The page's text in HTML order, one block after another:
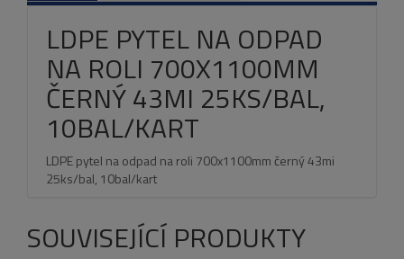
LDPE PYTEL NA ODPAD
NA ROLI 700X1100MM
ČERNÝ 43MI 25KS/BAL,
10BAL/KART
LDPE pytel na odpad na roli 700x1100mm černý 43mi
25ks/bal, 10bal/kart
SOUVISEJÍCÍ PRODUKTY